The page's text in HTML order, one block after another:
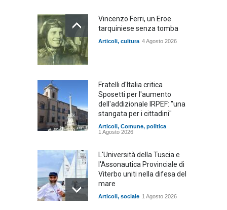
Vincenzo Ferri, un Eroe
tarquiniese senza tomba
Articoli, cultura 4 Agosto 2026
Fratelli d'Italia critica
Sposetti per l'aumento
dell'addizionale IRPEF: "una
stangata per i cittadini"
Articoli, Comune, politica
1 Agosto 2026
L'Università della Tuscia e
l'Assonautica Provinciale di
Viterbo uniti nella difesa del
mare
Articoli, sociale 1 Agosto 2026